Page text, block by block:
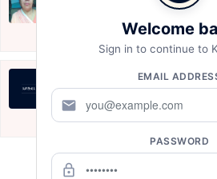
कोरे कागज पर आज "माँ" लिखे बैठा हूँ जीवन की
जब खो गई सारी आशाएँ दुःख के अंधियारे में तुम
Aug 2, 2020
Welcome
Sign in to continue to
EMAIL
mail
PASSWORD
lock_outline